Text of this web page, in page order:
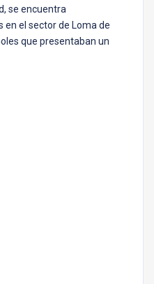
se encuentra
en el sector de Loma de
que presentaban un